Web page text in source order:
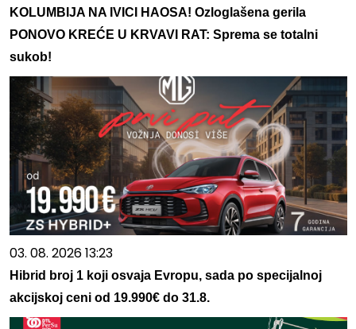
KOLUMBIJA NA IVICI HAOSA! Ozloglašena gerila
PONOVO KREĆE U KRVAVI RAT: Sprema se totalni
sukob!
03. 08. 2026 13:23
Hibrid broj 1 koji osvaja Evropu, sada po specijalnoj
akcijskoj ceni od 19.990€ do 31.8.